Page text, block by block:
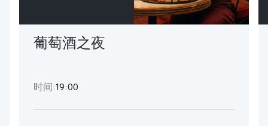
葡萄酒之夜
时间:19:00